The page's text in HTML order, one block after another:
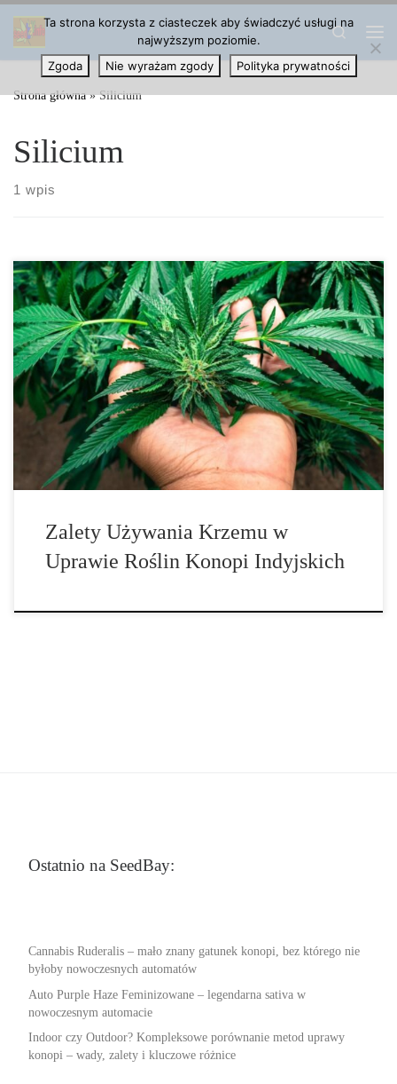
Przejdź do treści
Search
Strona główna » Silicium
Silicium
1 wpis
Jaki Wpływ Ma Użycie Krzemu na Rośliny Marihuany Chociaż
uprawa roślin konopi jest dość łatwa, to profesjonalni hodowcy
czasami stosują […]
Zalety Używania Krzemu w
Uprawie Roślin Konopi Indyjskich
Ostatnio na SeedBay:
Cannabis Ruderalis – mało znany gatunek konopi, bez którego nie
byłoby nowoczesnych automatów
Auto Purple Haze Feminizowane – legendarna sativa w
nowoczesnym automacie
Indoor czy Outdoor? Kompleksowe porównanie metod uprawy
konopi – wady, zalety i kluczowe różnice
Ta strona korzysta z ciasteczek aby świadczyć usługi na
najwyższym poziomie.
Zgoda
Nie wyrażam zgody Polityka prywatności